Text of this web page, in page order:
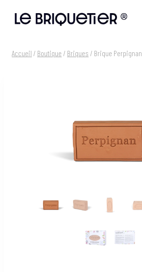
Accueil / Boutique / Briques / Brique Perpignan